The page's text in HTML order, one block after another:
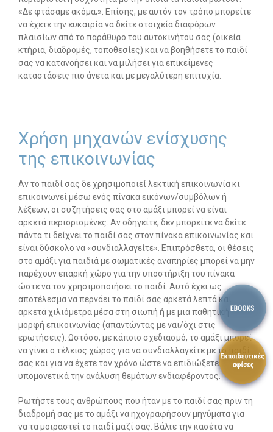
«Δε φτάσαμε ακόμα;». Επίσης, με αυτόν τον τρόπο μπορείτε
να έχετε την ευκαιρία να δείτε στοιχεία διαφόρων
πλαισίων από το παράθυρο του αυτοκινήτου σας (οικεία
κτήρια, διαδρομές, τοποθεσίες) και να βοηθήσετε το παιδί
σας να κατανοήσει και να μιλήσει για επικείμενες
καταστάσεις πιο άνετα και με μεγαλύτερη επιτυχία.
Χρήση μηχανών ενίσχυσης
της επικοινωνίας
Αν το παιδί σας δε χρησιμοποιεί λεκτική επικοινωνία κι
επικοινωνεί μέσω ενός πίνακα εικόνων/συμβόλων ή
λέξεων, οι συζητήσεις σας στο αμάξι μπορεί να είναι
αρκετά περιορισμένες. Αν οδηγείτε, δεν μπορείτε να δείτε
πάντα τι δείχνει το παιδί σας στον πίνακα επικοινωνίας και
είναι δύσκολο να «συνδιαλλαγείτε». Επιπρόσθετα, οι θέσεις
στο αμάξι για παιδιά με σωματικές αναπηρίες μπορεί να μην
παρέχουν επαρκή χώρο για την υποστήριξη του πίνακα
ώστε να τον χρησιμοποιήσει το παιδί. Αυτό έχει ως
αποτέλεσμα να περνάει το παιδί σας αρκετά λεπτά και
αρκετά χιλιόμετρα μέσα στη σιωπή ή με μια παθητική
μορφή επικοινωνίας (απαντώντας με ναι/όχι στις
ερωτήσεις). Ωστόσο, με κάποιο σχεδιασμό, το αμάξι μπορεί
να γίνει ο τέλειος χώρος για να συνδιαλλαγείτε με το παιδί
σας και για να έχετε τον χρόνο ώστε να επιδιώξετε
υπομονετικά την ανάλυση θεμάτων ενδιαφέροντος.
Ρωτήστε τους ανθρώπους που ήταν με το παιδί σας πριν τη
διαδρομή σας με το αμάξι να ηχογραφήσουν μηνύματα για
να τα μοιραστεί το παιδί μαζί σας. Βάλτε την κασέτα να